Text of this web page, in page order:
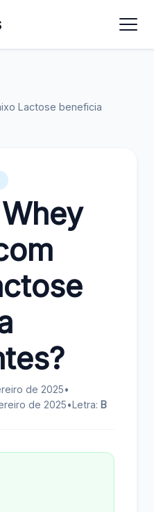
Lactose beneficia
de 2025•
de 2025•Letra: B